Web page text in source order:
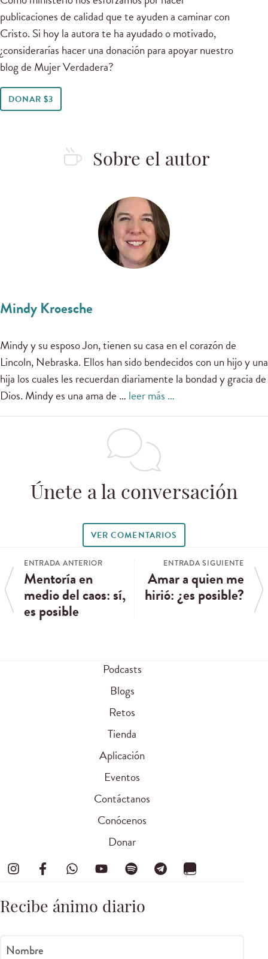
publicaciones de calidad que te ayuden a caminar con
Cristo. Si hoy la autora te ha ayudado o motivado,
¿considerarías hacer una donación para apoyar nuestro
blog de Mujer Verdadera?
DONAR $3
Sobre el autor
Mindy Kroesche
Mindy y su esposo Jon, tienen su casa en el corazón de
Lincoln, Nebraska. Ellos han sido bendecidos con un hijo y una
hija los cuales les recuerdan diariamente la bondad y gracia de
Dios. Mindy es una ama de … leer más …
Únete a la conversación
VER COMENTARIOS
ENTRADA ANTERIOR
Mentoría en
medio del caos: sí,
es posible
ENTRADA SIGUIENTE
Amar a quien me
hirió: ¿es posible?
Podcasts
Blogs
Retos
Tienda
Aplicación
Eventos
Contáctanos
Conócenos
Donar
Recibe ánimo diario
Nombre